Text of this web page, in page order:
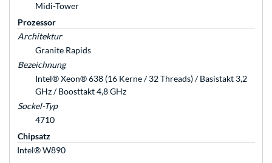
Midi-Tower
Prozessor
Architektur
Granite Rapids
Bezeichnung
Intel® Xeon® 638 (16 Kerne / 32 Threads) / Basistakt 3,2
GHz / Boosttakt 4,8 GHz
Sockel-Typ
4710
Chipsatz
Intel® W890